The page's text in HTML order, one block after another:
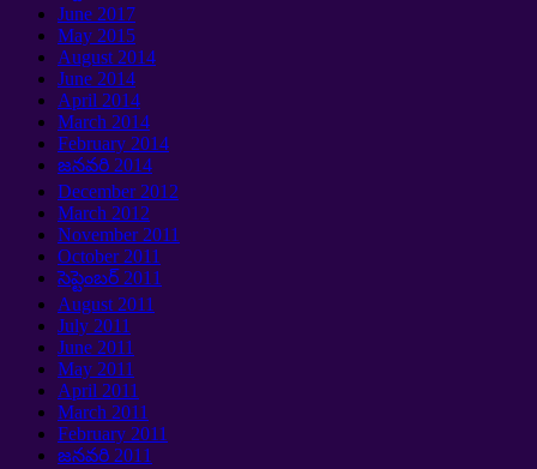
June 2017
May 2015
August 2014
June 2014
April 2014
March 2014
February 2014
జనవరి 2014
December2012
March 2012
November2011
October2011
సెప్టెంబర్ 2011
August 2011
July 2011
June 2011
May 2011
April 2011
March 2011
February 2011
జనవరి 2011